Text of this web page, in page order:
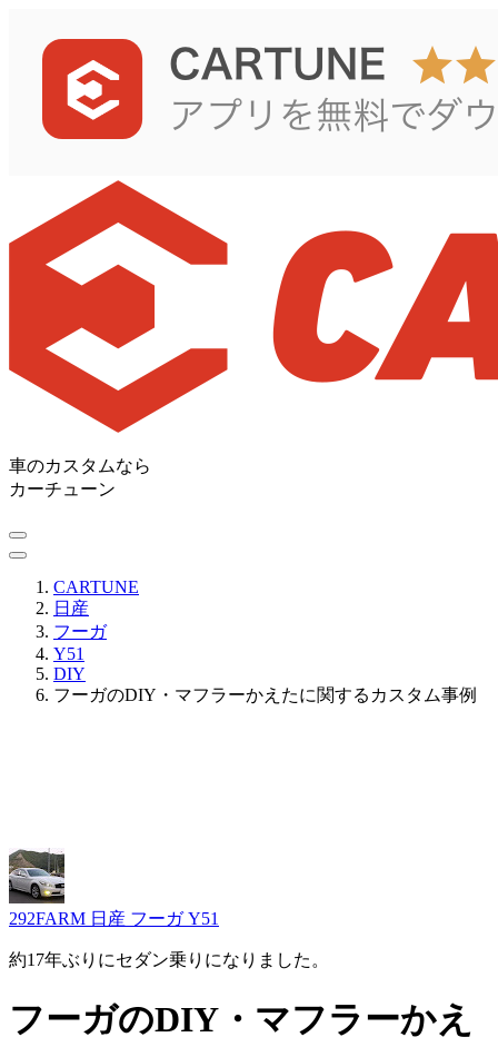
車のカスタムなら
カーチューン
CARTUNE
日産
フーガ
Y51
DIY
フーガのDIY・マフラーかえたに関するカスタム事例
292FARM 日産 フーガ Y51
約17年ぶりにセダン乗りになりました。
フーガのDIY・マフラーかえ